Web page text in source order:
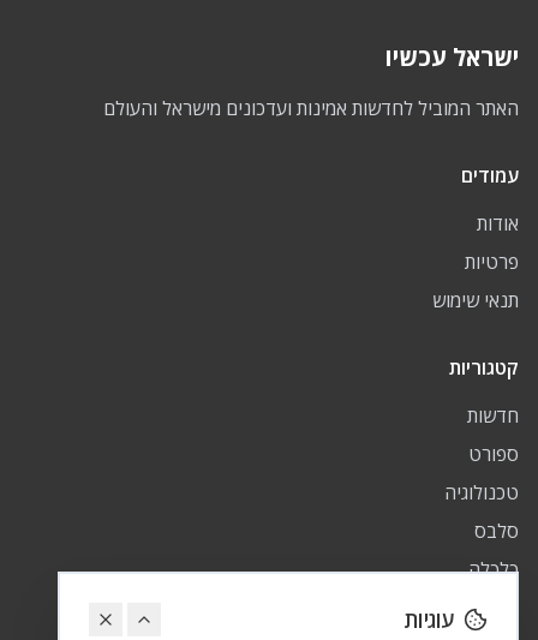
ישראל עכשיו
האתר המוביל לחדשות אמינות ועדכונים מישראל והעולם
עמודים
אודות
פרטיות
תנאי שימוש
קטגוריות
חדשות
ספורט
טכנולוגיה
סלבס
כלכלה
פיננסי עוגיות